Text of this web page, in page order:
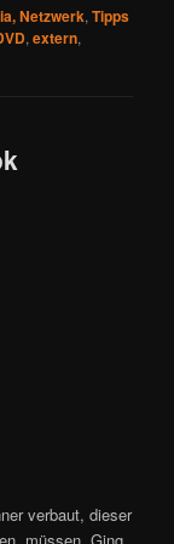
Netzwerk,Tipps
,extern,
verbaut, dieser